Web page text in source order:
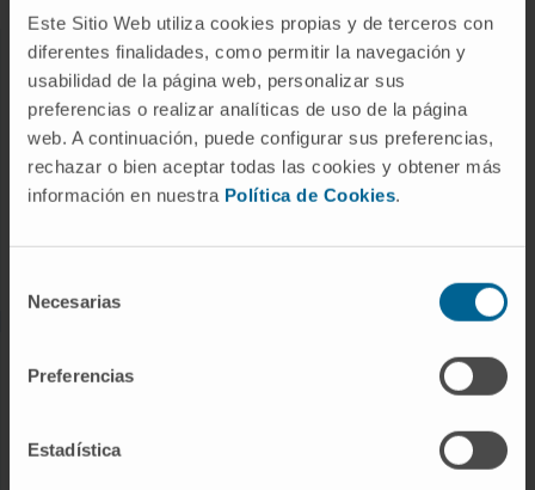
Este Sitio Web utiliza cookies propias y de terceros con
diferentes finalidades, como permitir la navegación y
usabilidad de la página web, personalizar sus
preferencias o realizar analíticas de uso de la página
web. A continuación, puede configurar sus preferencias,
rechazar o bien aceptar todas las cookies y obtener más
información en nuestra Política de Cookies.
Necesarias
Preferencias
Estadística
ENFERMEDADES
Cáncer
Enfermedades cardiovasculares
Enfermedades hepáticas
Programas de investigación